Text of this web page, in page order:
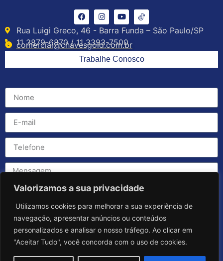
Valorizamos a sua privacidade
Utilizamos cookies para melhorar a sua experiência de
navegação, apresentar anúncios ou conteúdos
personalizados e analisar o nosso tráfego. Ao clicar em
"Aceitar Tudo", você concorda com o uso de cookies.
Rua Luigi Greco, 46 - Barra Funda – São Paulo/SP
11 3879-6870 / 11 3393-7500
comercial@chavesgold.com.br
Trabalhe Conosco